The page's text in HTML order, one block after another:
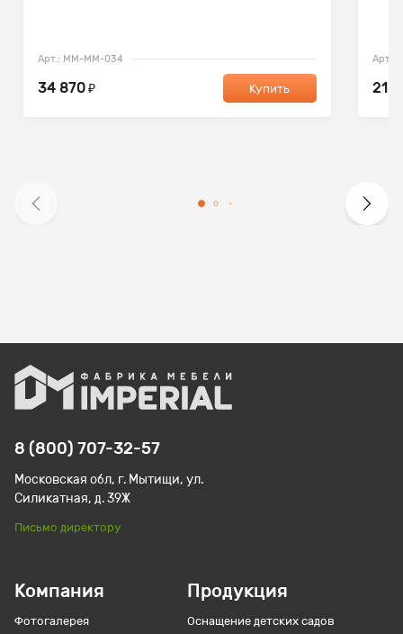
Арт.: ММ-ММ-034
34 870₽ Купить
Арт.:
21
Компания
Фотогалерея
Продукция
Оснащение детских садов
8 (800) 707-32-57
Московская обл, г. Мытищи, ул.
Силикатная, д. 39Ж
Письмо директору